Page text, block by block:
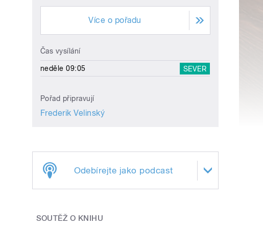
Více o pořadu
Čas vysílání
neděle 09:05 SEVER
Pořad připravují
Frederik Velinský
Odebírejte jako podcast
SOUTĚŽ O KNIHU